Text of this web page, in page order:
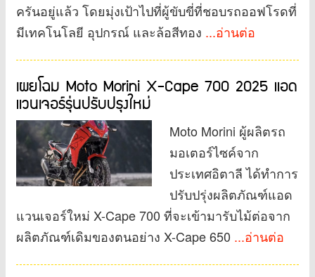
ครันอยู่แล้ว โดยมุ่งเป้าไปที่ผู้ขับขี่ที่ชอบรถออฟโรดที่
มีเทคโนโลยี อุปกรณ์ และล้อสีทอง ...อ่านต่อ
เผยโฉม Moto Morini X-Cape 700 2025 แอด
แวนเจอร์รุ่นปรับปรุงใหม่
Moto Morini ผู้ผลิตรถ
มอเตอร์ไซค์จาก
ประเทศอิตาลี ได้ทำการ
ปรับปรุ่งผลิตภัณฑ์แอด
แวนเจอร์ใหม่ X-Cape 700 ที่จะเข้ามารับไม้ต่อจาก
ผลิตภัณฑ์เดิมของตนอย่าง X-Cape 650 ...อ่านต่อ